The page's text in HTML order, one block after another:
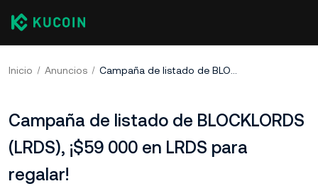
Inicio Anuncios Campaña de listado de BLOCKLORDS (LRDS), ¡$59 000 en LRDS para regalar!
Campaña de listado de BLOCKLORDS
(LRDS), ¡$59 000 en LRDS para
regalar!